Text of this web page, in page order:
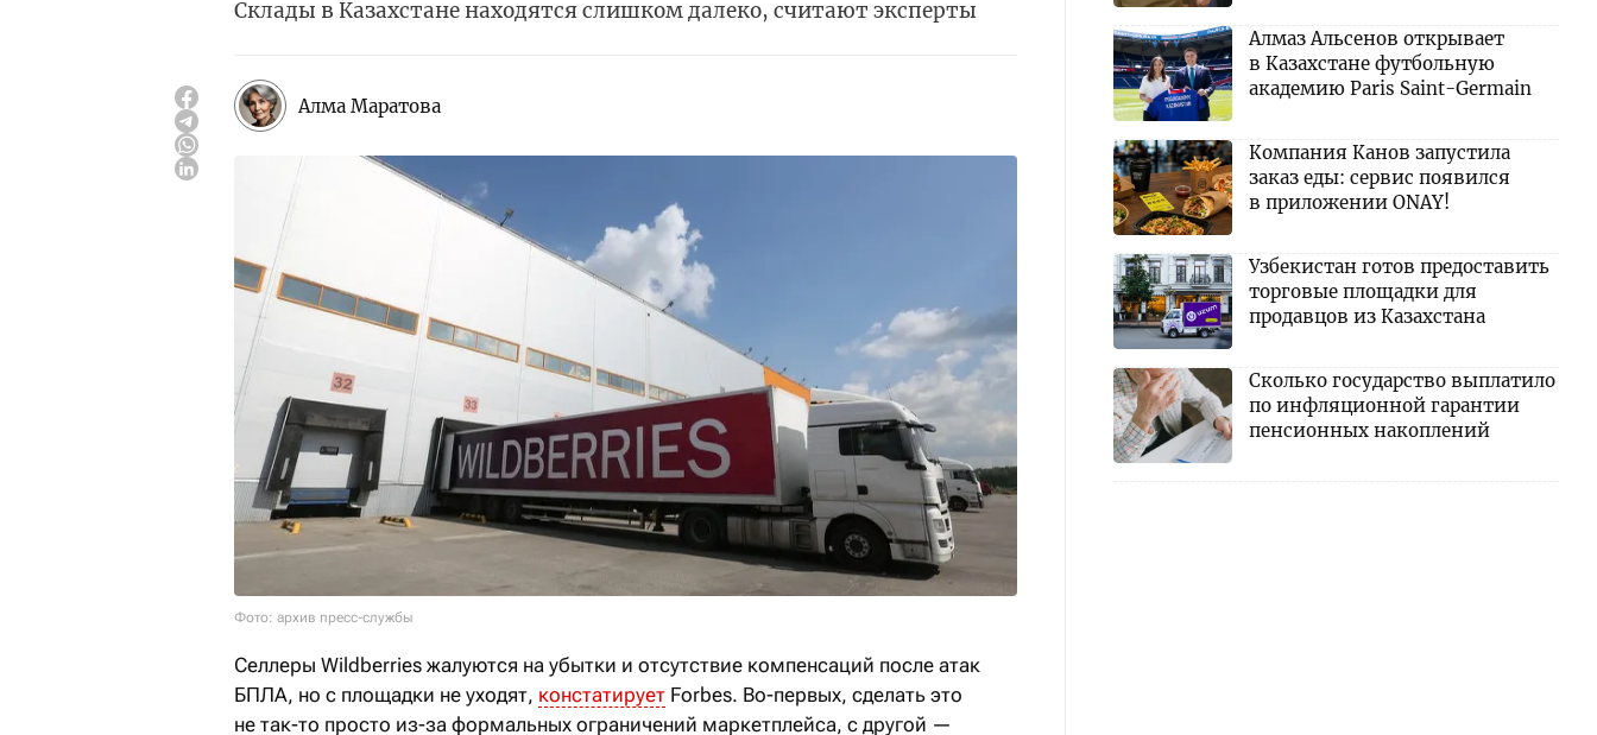
Склады в Казахстане находятся слишком далеко, считают эксперты
Алма Маратова
Фото: архив пресс-службы
Селлеры Wildberries жалуются на убытки и отсутствие компенсаций после атак
БПЛА, но с площадки не уходят, констатирует Forbes. Во-первых, сделать это
не так-то просто из-за формальных ограничений маркетплейса, с другой —
Алмаз Альсенов открывает
в Казахстане футбольную
академию Paris Saint-Germain
Компания Канов запустила
заказ еды: сервис появился
в приложении ONAY!
Узбекистан готов предоставить
торговые площадки для
продавцов из Казахстана
Сколько государство выплатило
по инфляционной гарантии
пенсионных накоплений